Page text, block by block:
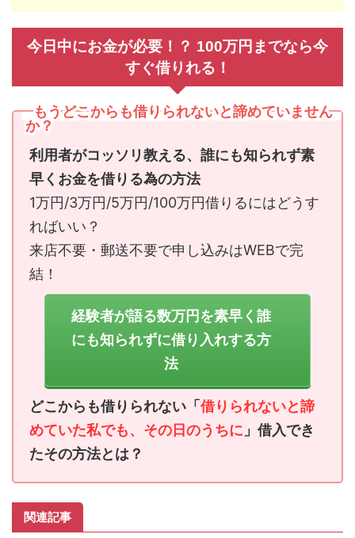
今日中にお金が必要！？ 100万円までなら今
すぐ借りれる！
もうどこからも借りられないと諦めていません
か？
利用者がコッソリ教える、誰にも知られず素
早くお金を借りる為の方法
1万円/3万円/5万円/100万円借りるにはどうす
ればいい？
来店不要・郵送不要で申し込みはWEBで完
結！
経験者が語る数万円を素早く誰
にも知られずに借り入れする方
法
どこからも借りられない「 借りられないと諦
めていた私でも、その日のうちに 」借入でき
たその方法とは？
関連記事